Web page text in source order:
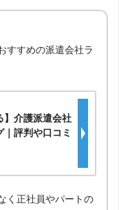
すすめの派遣会社ラ
】介護派遣会社
｜評判や口コミ
く正社員やパートの